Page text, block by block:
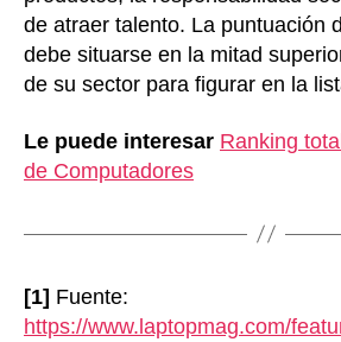
de atraer talento. La puntuación
debe situarse en la mitad
de su sector para figurar en la
Le puede interesar Ranking
de Computadores
[1] Fuente:
https://www.laptopmag.com/